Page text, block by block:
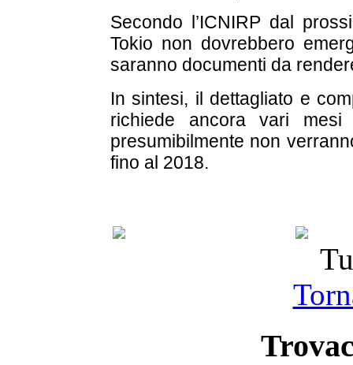
Secondo l’ICNIRP dal
Tokio non dovrebbero
saranno documenti da
In sintesi, il dettagliato e
richiede ancora vari
presumibilmente non
fino al 2018.